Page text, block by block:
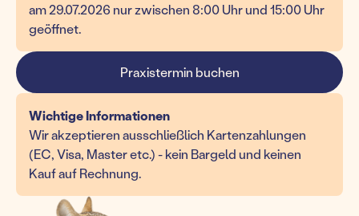
am 29.07.2026 nur zwischen 8:00 Uhr und 15:00 Uhr
geöffnet.
Praxistermin buchen
Wichtige Informationen
Wir akzeptieren ausschließlich Kartenzahlungen
(EC, Visa, Master etc.) - kein Bargeld und keinen
Kauf auf Rechnung.